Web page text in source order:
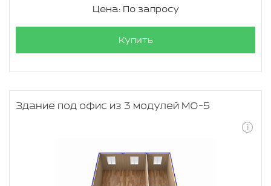
Цена: По запросу
Купить
Здание под офис из 3 модулей МО-5